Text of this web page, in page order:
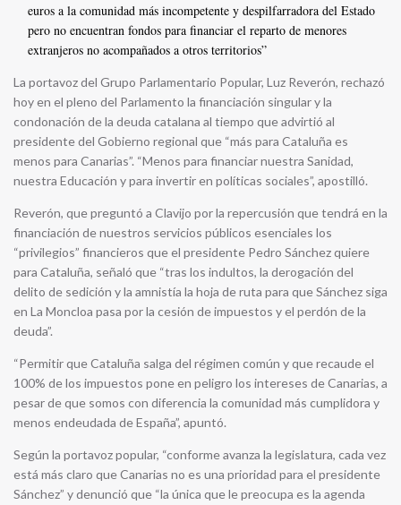
euros a la comunidad más incompetente y despilfarradora del Estado
pero no encuentran fondos para financiar el reparto de menores
extranjeros no acompañados a otros territorios”
La portavoz del Grupo Parlamentario Popular, Luz Reverón, rechazó
hoy en el pleno del Parlamento la financiación singular y la
condonación de la deuda catalana al tiempo que advirtió al
presidente del Gobierno regional que “más para Cataluña es
menos para Canarias”. “Menos para financiar nuestra Sanidad,
nuestra Educación y para invertir en políticas sociales”, apostilló.
Reverón, que preguntó a Clavijo por la repercusión que tendrá en la
financiación de nuestros servicios públicos esenciales los
“privilegios” financieros que el presidente Pedro Sánchez quiere
para Cataluña, señaló que “tras los indultos, la derogación del
delito de sedición y la amnistía la hoja de ruta para que Sánchez siga
en La Moncloa pasa por la cesión de impuestos y el perdón de la
deuda”.
“Permitir que Cataluña salga del régimen común y que recaude el
100% de los impuestos pone en peligro los intereses de Canarias, a
pesar de que somos con diferencia la comunidad más cumplidora y
menos endeudada de España”, apuntó.
Según la portavoz popular, “conforme avanza la legislatura, cada vez
está más claro que Canarias no es una prioridad para el presidente
Sánchez” y denunció que “la única que le preocupa es la agenda